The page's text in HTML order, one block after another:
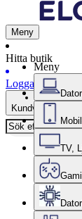
Meny
Hitta butik
Logga in
Kundvagn
Meny
TV,